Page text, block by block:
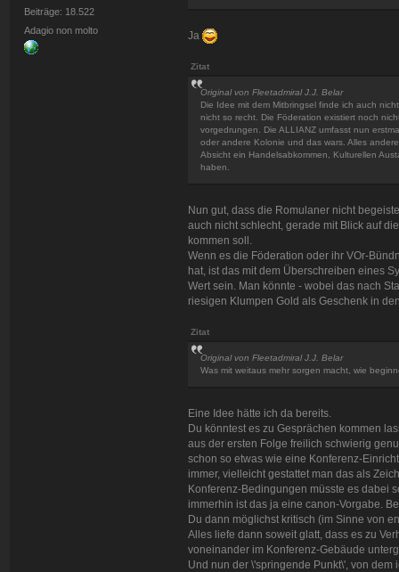
Beiträge: 18.522
Adagio non molto
Ja
Zitat
Original von Fleetadmiral J.J. Belar
Die Idee mit dem Mitbringsel finde ich auch
nicht so recht. Die Föderation existiert noch
vorgedrungen. Die ALLIANZ umfasst nun
oder andere Kolonie und das wars. Alles
Absicht ein Handelsabkommen, Kulturellen
haben.
Nun gut, dass die Romulaner nicht
auch nicht schlecht, gerade mit Blick auf
kommen soll.
Wenn es die Föderation oder ihr VOr-
hat, ist das mit dem Überschreiben eines
Wert sein. Man könnte - wobei das nach
riesigen Klumpen Gold als Geschenk in
Zitat
Original von Fleetadmiral J.J. Belar
Was mit weitaus mehr sorgen macht, wie
Eine Idee hätte ich da bereits.
Du könntest es zu Gesprächen kommen
aus der ersten Folge freilich schwierig
schon so etwas wie eine Konferenz-
immer, vielleicht gestattet man das als
Konferenz-Bedingungen müsste es dabei
immerhin ist das ja eine canon-Vorgabe.
Du dann möglichst kritisch (im Sinne von
Alles liefe dann soweit glatt, dass es zu
voneinander im Konferenz-Gebäude
Und nun der \'springende Punkt\', von